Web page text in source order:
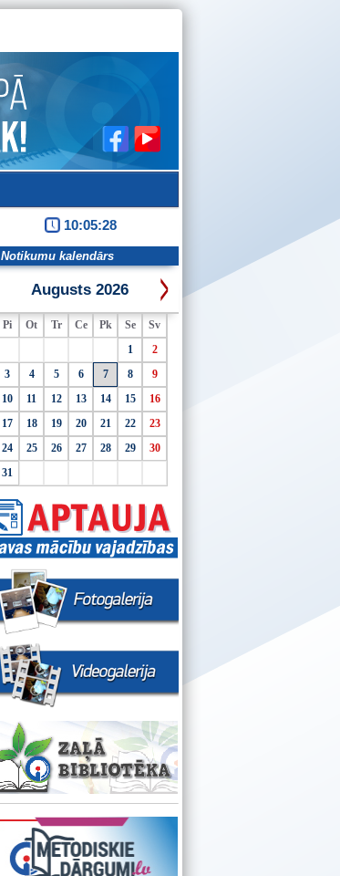
10:05:28
Notikumu kalendārs
Augusts 2026
Pi Ot Tr Ce Pk Se
Sv
1
2
3
4 5 6 7 8
9
10
11 12 13 14 15
16
17
18 19 20 21 22
23
24
25 26 27 28 29
30
31